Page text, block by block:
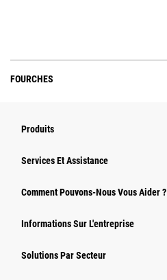
FOURCHES
Produits
Services Et Assistance
Comment Pouvons-Nous Vous Aider ?
Informations Sur L'entreprise
Solutions Par Secteur